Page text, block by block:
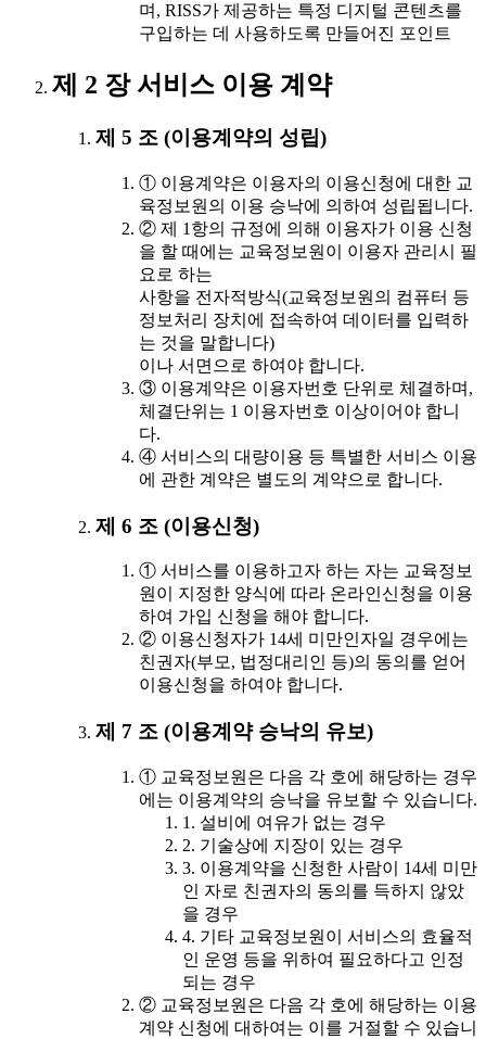
며, RISS가 제공하는 특정 디지털 콘텐츠를
구입하는 데 사용하도록 만들어진 포인트
제 2 장 서비스 이용 계약
제 5 조 (이용계약의 성립)
① 이용계약은 이용자의 이용신청에 대한 교
육정보원의 이용 승낙에 의하여 성립됩니다.
② 제 1항의 규정에 의해 이용자가 이용 신청
을 할 때에는 교육정보원이 이용자 관리시 필
요로 하는
사항을 전자적방식(교육정보원의 컴퓨터 등
정보처리 장치에 접속하여 데이터를 입력하
는 것을 말합니다)
이나 서면으로 하여야 합니다.
③ 이용계약은 이용자번호 단위로 체결하며,
체결단위는 1 이용자번호 이상이어야 합니
다.
④ 서비스의 대량이용 등 특별한 서비스 이용
에 관한 계약은 별도의 계약으로 합니다.
제 6 조 (이용신청)
① 서비스를 이용하고자 하는 자는 교육정보
원이 지정한 양식에 따라 온라인신청을 이용
하여 가입 신청을 해야 합니다.
② 이용신청자가 14세 미만인자일 경우에는
친권자(부모, 법정대리인 등)의 동의를 얻어
이용신청을 하여야 합니다.
제 7 조 (이용계약 승낙의 유보)
① 교육정보원은 다음 각 호에 해당하는 경우
에는 이용계약의 승낙을 유보할 수 있습니다.
1. 설비에 여유가 없는 경우
2. 기술상에 지장이 있는 경우
3. 이용계약을 신청한 사람이 14세 미만
인 자로 친권자의 동의를 득하지 않았
을 경우
4. 기타 교육정보원이 서비스의 효율적
인 운영 등을 위하여 필요하다고 인정
되는 경우
② 교육정보원은 다음 각 호에 해당하는 이용
계약 신청에 대하여는 이를 거절할 수 있습니